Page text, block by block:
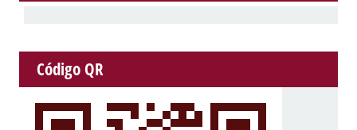
Código QR